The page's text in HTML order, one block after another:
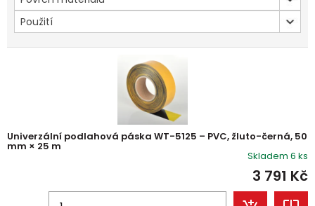
Použití
Univerzální podlahová páska WT-5125 – PVC, žluto-černá, 50
mm × 25 m
Skladem 6 ks
3 791 Kč